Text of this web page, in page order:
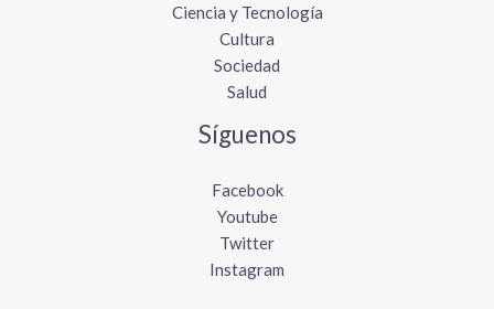
Ciencia y Tecnología
Cultura
Sociedad
Salud
Síguenos
Facebook
Youtube
Twitter
Instagram